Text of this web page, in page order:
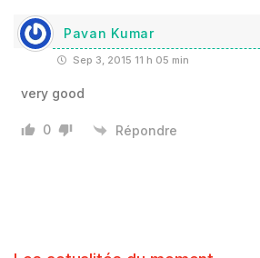
Pavan Kumar
Sep 3, 2015 11 h 05 min
very good
0 Répondre